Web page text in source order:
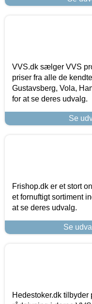
VVS.dk sælger VVS
priser fra alle de
Gustavsberg, Vola,
for at se deres udvalg.
Se
Frishop.dk er et stort
et fornuftigt sortiment
at se deres udvalg.
Se
Hedestoker.dk tilbyder